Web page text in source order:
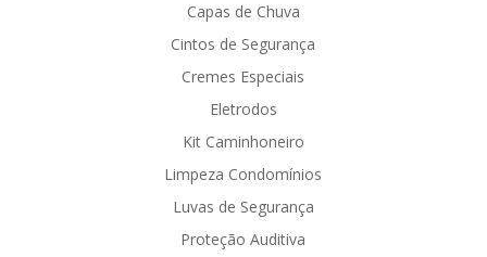
Capas de Chuva
Cintos de Segurança
Cremes Especiais
Eletrodos
Kit Caminhoneiro
Limpeza Condomínios
Luvas de Segurança
Proteção Auditiva